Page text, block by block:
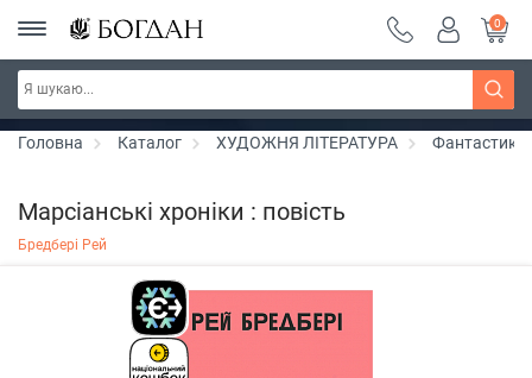
РОЗПРОДАЖ ~ 150 грн ~ 200 грн ~ 250 грн ~
300 грн ~ РОЗПРОДАЖ
Дізнатись більше
0
Головна Каталог ХУДОЖНЯ ЛІТЕРАТУРА Фантастика
Марсіанські хроніки : повість
Бредбері Рей